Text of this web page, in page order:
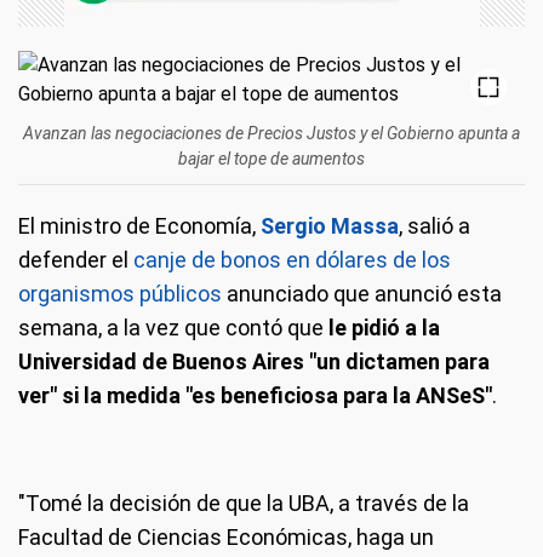
Avanzan las negociaciones de Precios Justos y el Gobierno apunta a
bajar el tope de aumentos
El ministro de Economía, Sergio Massa, salió a
defender el canje de bonos en dólares de los
organismos públicos anunciado que anunció esta
semana, a la vez que contó que le pidió a la
Universidad de Buenos Aires "un dictamen para
ver" si la medida "es beneficiosa para la ANSeS".
"Tomé la decisión de que la UBA, a través de la
Facultad de Ciencias Económicas, haga un